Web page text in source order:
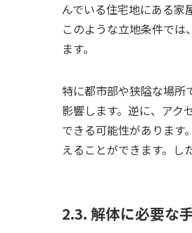
んでいる住宅地にある家
このような立地条件で
ます。
特に都市部や狭隘な場所
影響します。逆に、アク
できる可能性があります
えることができます。し
2.3. 解体に必要な